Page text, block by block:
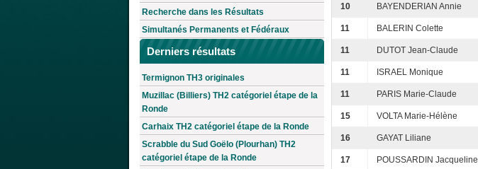
Recherche dans les Résultats
Simultanés Permanents et Fédéraux
Derniers résultats
Termignon TH3 originales
Muzillac (Billiers) TH2 catégoriel étape de la
Ronde
Carhaix TH2 catégoriel étape de la Ronde
Scrabble du Sud Goëlo (Plourhan) TH2
catégoriel étape de la Ronde
10 BAYENDERIAN Annie
11 BALERIN Colette
11 DUTOT Jean-Claude
11 ISRAEL Monique
11 PARIS Marie-Claude
15 VOLTA Marie-Hélène
16 GAYAT Liliane
17 POUSSARDIN Jacqueline